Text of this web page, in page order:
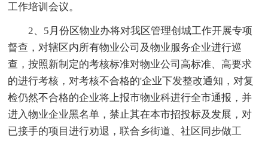
工作培训会议。
2、5月份区物业办将对我区管理创城工作开展专项
督查，对辖区内所有物业公司及物业服务企业进行巡
查，按照新制定的考核标准对物业公司高标准、高要求
的进行考核，对考核不合格的'企业下发整改通知，对复
检仍然不合格的企业将上报市物业科进行全市通报，并
进入物业企业黑名单，禁止其在本市招投标及发展，对
已接手的项目进行劝退，联合乡街道、社区同步做工